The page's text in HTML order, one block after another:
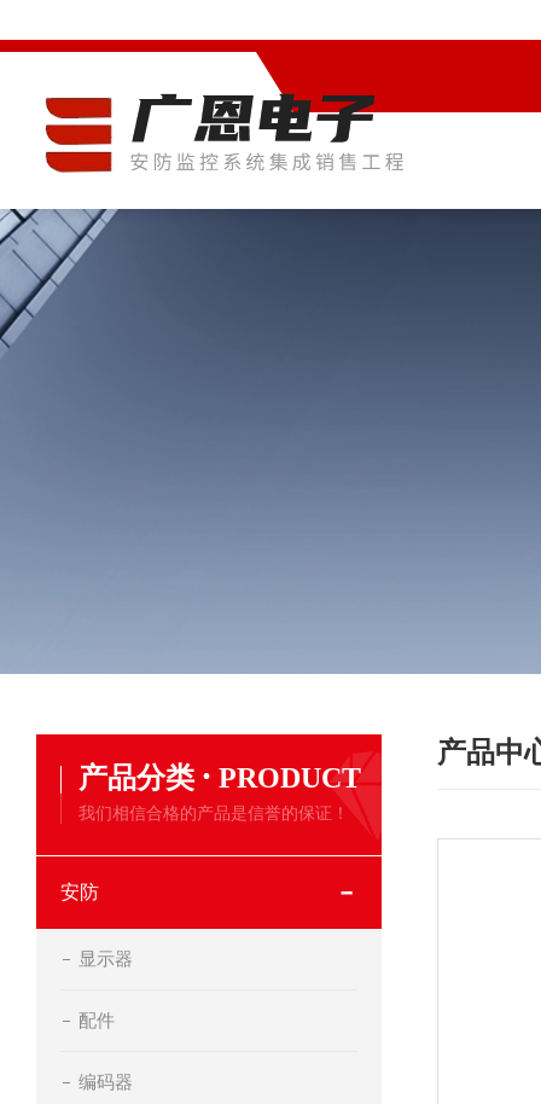
产品分类 · PRODUCT
我们相信合格的产品是信誉的保证！
安防
显示器
配件
编码器
产品中